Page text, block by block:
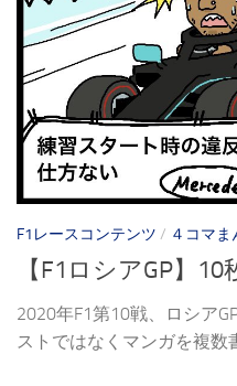
F1レースコンテンツ / ４コマま
【F1ロシアGP】10
2020年F1第10戦、ロシア
ストではなくマンガを複数